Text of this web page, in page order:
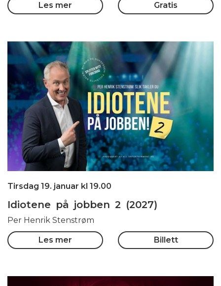
Les mer Gratis
Tirsdag 19. januar kl 19.00
Idiotene på jobben 2 (2027)
Per Henrik Stenstrøm
Les mer Billett